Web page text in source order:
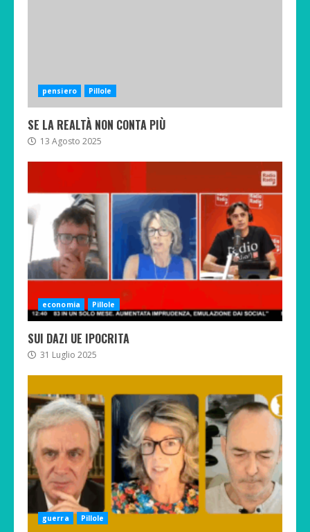
pensiero Pillole
SE LA REALTÀ NON CONTA PIÙ
13 Agosto 2025
economia Pillole
SUI DAZI UE IPOCRITA
31 Luglio 2025
guerra Pillole